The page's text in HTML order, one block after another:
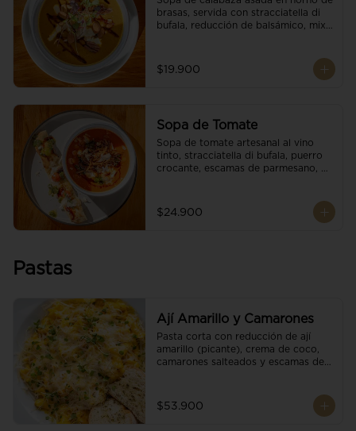
brasas, servida con stracciatella di
bufala, reducción de balsámico, mix
$19.900
Sopa de Tomate
Sopa de tomate artesanal al vino
tinto, stracciatella di bufala, puerro
crocante, escamas de parmesano,
Acompañado de un tostón de pan
focaccia.
$24.900
Pastas
Ají Amarillo y Camarones
Pasta corta con reducción de ají
amarillo (picante), crema de coco,
camarones salteados y escamas de
$53.900